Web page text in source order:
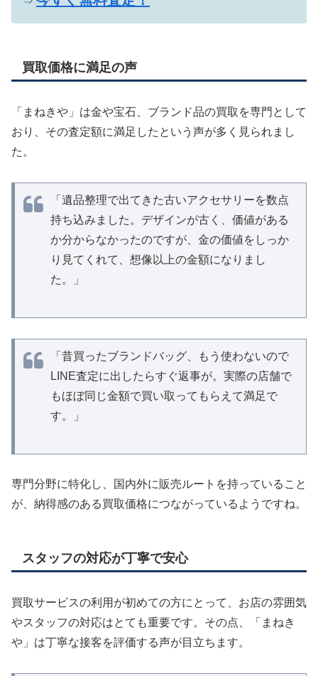
買取価格に満足の声
「まねきや」は金や宝石、ブランド品の買取を専門として
おり、その査定額に満足したという声が多く見られまし
た。
「遺品整理で出てきた古いアクセサリーを数点
持ち込みました。デザインが古く、価値がある
か分からなかったのですが、金の価値をしっか
り見てくれて、想像以上の金額になりまし
た。」
「昔買ったブランドバッグ、もう使わないので
LINE査定に出したらすぐ返事が。実際の店舗で
もほぼ同じ金額で買い取ってもらえて満足で
す。」
専門分野に特化し、国内外に販売ルートを持っていること
が、納得感のある買取価格につながっているようですね。
スタッフの対応が丁寧で安心
買取サービスの利用が初めての方にとって、お店の雰囲気
やスタッフの対応はとても重要です。その点、「まねき
や」は丁寧な接客を評価する声が目立ちます。